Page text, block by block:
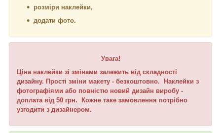
розміри наклейки,
додати фото.
Увага!
Ціна наклейки зі змінами залежить від складності
дизайну. Прості зміни макету - безкоштовно. Наклейки з
фотографіями або повністю новий дизайн виробу -
доплата від 50 грн. Кожне таке замовлення потрібно
узгодити з дизайнером.